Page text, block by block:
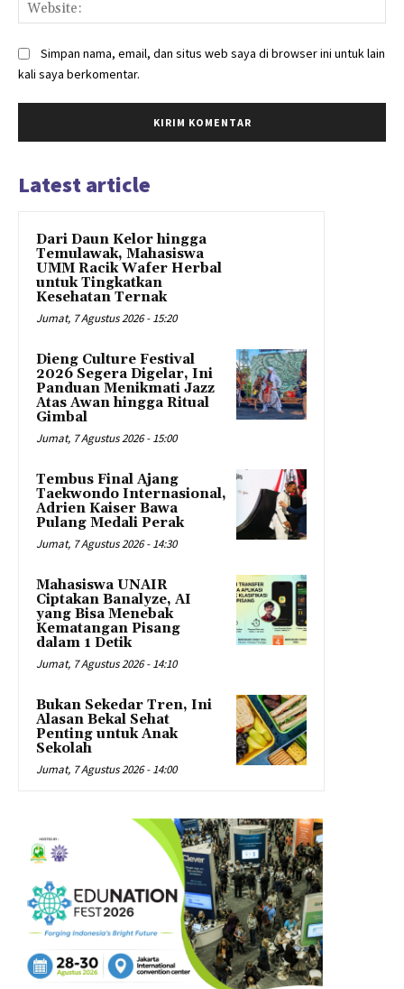
Simpan nama, email, dan situs web saya di browser ini untuk lain
kali saya berkomentar.
Latest article
Dari Daun Kelor hingga
Temulawak, Mahasiswa
UMM Racik Wafer Herbal
untuk Tingkatkan
Kesehatan Ternak
Jumat, 7 Agustus 2026 - 15:20
Dieng Culture Festival
2026 Segera Digelar, Ini
Panduan Menikmati Jazz
Atas Awan hingga Ritual
Gimbal
Jumat, 7 Agustus 2026 - 15:00
Tembus Final Ajang
Taekwondo Internasional,
Adrien Kaiser Bawa
Pulang Medali Perak
Jumat, 7 Agustus 2026 - 14:30
Mahasiswa UNAIR
Ciptakan Banalyze, AI
yang Bisa Menebak
Kematangan Pisang
dalam 1 Detik
Jumat, 7 Agustus 2026 - 14:10
Bukan Sekedar Tren, Ini
Alasan Bekal Sehat
Penting untuk Anak
Sekolah
Jumat, 7 Agustus 2026 - 14:00